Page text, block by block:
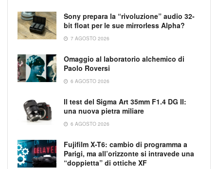
Sony prepara la “rivoluzione” audio 32-
bit float per le sue mirrorless Alpha?
7 AGOSTO 2026
Omaggio al laboratorio alchemico di
Paolo Roversi
6 AGOSTO 2026
Il test del Sigma Art 35mm F1.4 DG II:
una nuova pietra miliare
6 AGOSTO 2026
Fujifilm X-T6: cambio di programma a
Parigi, ma all’orizzonte si intravede una
“doppietta” di ottiche XF